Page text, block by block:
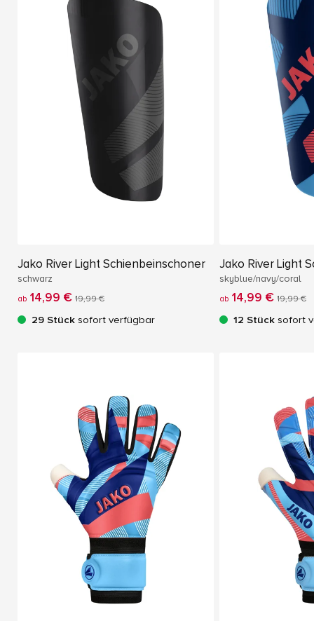
Jako River Light Schienbeinschoner
schwarz
ab 14,99 € 19,99 €
29 Stück sofort verfügbar
Jako River Light
skyblue/navy/coral
ab 14,99 € 19,99 €
12 Stück sofort